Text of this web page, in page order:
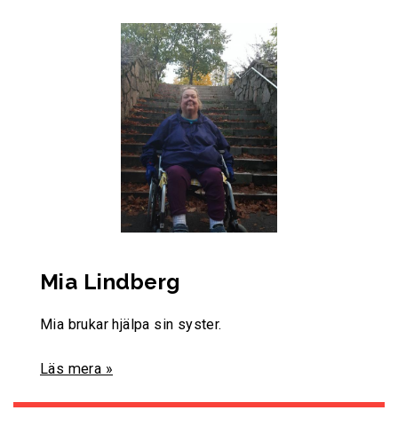
Mia Lindberg
Mia brukar hjälpa sin syster.
Läs mera »